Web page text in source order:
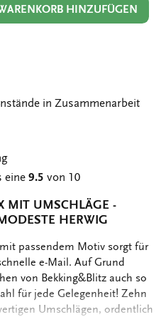
HINZUFÜGEN
in Zusammenarbeit
eine9.5 von 10
UMSCHLÄGE - Q
HERWIG
passendem Motiv sorgt für
e-Mail. Auf Grund
von Bekking&Blitz auch so
für jede Gelegenheit! Zehn
Umschlägen, ordentlich